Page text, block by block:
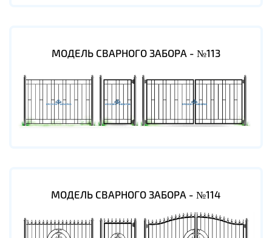
МОДЕЛЬ СВАРНОГО ЗАБОРА - №113
МОДЕЛЬ СВАРНОГО ЗАБОРА - №114